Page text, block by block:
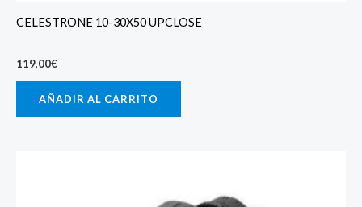
CELESTRONE 10-30X50 UPCLOSE
119,00€
AÑADIR AL CARRITO